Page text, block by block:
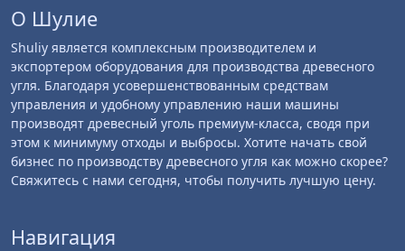
О Шулие
Shuliy является комплексным производителем и
экспортером оборудования для производства древесного
угля. Благодаря усовершенствованным средствам
управления и удобному управлению наши машины
производят древесный уголь премиум-класса, сводя при
этом к минимуму отходы и выбросы. Хотите начать свой
бизнес по производству древесного угля как можно скорее?
Свяжитесь с нами сегодня, чтобы получить лучшую цену.
Навигация